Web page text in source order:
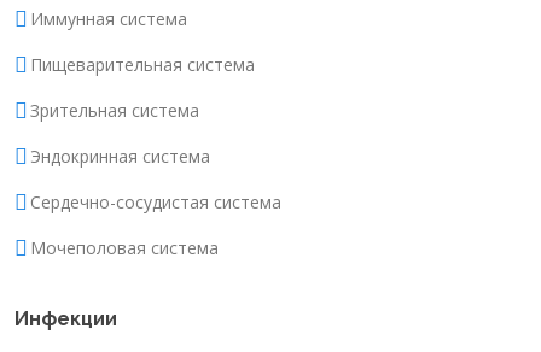
Иммунная система
Пищеварительная система
Зрительная система
Эндокринная система
Сердечно-сосудистая система
Мочеполовая система
Инфекции